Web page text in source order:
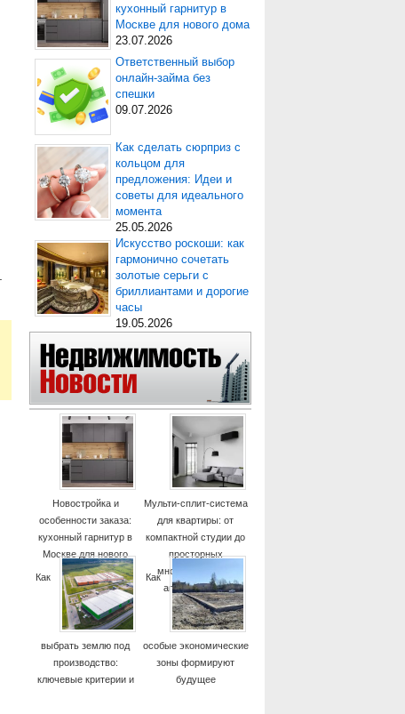
кухонный гарнитур в
Москве для нового дома
23.07.2026
Ответственный выбор
онлайн-займа без
спешки
09.07.2026
Как сделать сюрприз с
кольцом для
предложения: Идеи и
советы для идеального
момента
25.05.2026
Искусство роскоши: как
гармонично сочетать
золотые серьги с
бриллиантами и дорогие
часы
19.05.2026
Новостройка и
особенности заказа:
кухонный гарнитур в
Москве для нового
дома
Мульти-сплит-система
для квартиры: от
компактной студии до
просторных
многокомнатных
апартаментов
Как
выбрать землю под
производство:
ключевые критерии и
Как
особые экономические
зоны формируют
будущее